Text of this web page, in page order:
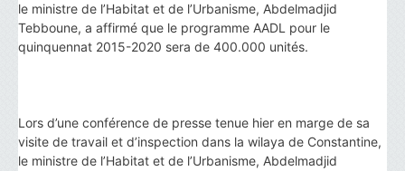
le ministre de l’Habitat et de l’Urbanisme, Abdelmadjid
Tebboune, a affirmé que le programme AADL pour le
quinquennat 2015-2020 sera de 400.000 unités.
Lors d’une conférence de presse tenue hier en marge de sa
visite de travail et d’inspection dans la wilaya de Constantine,
le ministre de l’Habitat et de l’Urbanisme, Abdelmadjid